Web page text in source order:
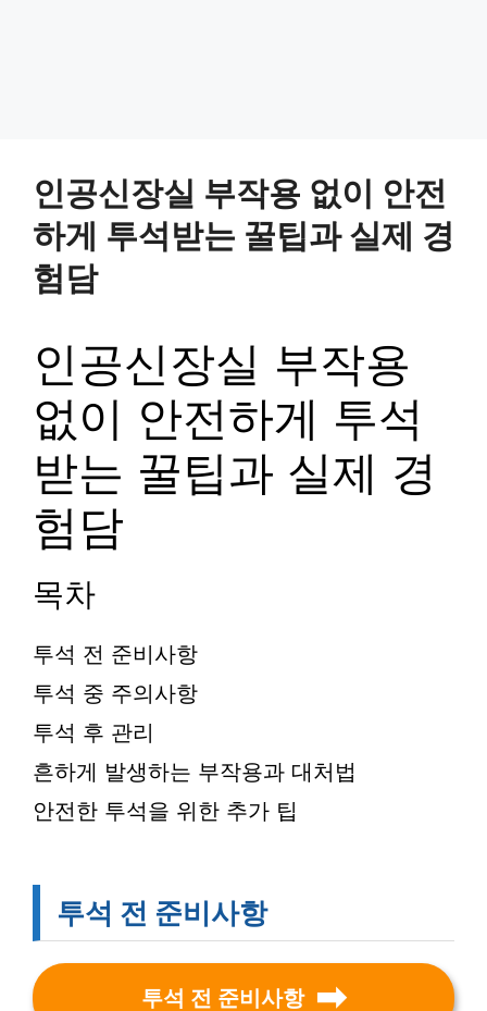
인공신장실 부작용 없이 안전
하게 투석받는 꿀팁과 실제 경
험담
인공신장실 부작용
없이 안전하게 투석
받는 꿀팁과 실제 경
험담
목차
투석 전 준비사항
투석 중 주의사항
투석 후 관리
흔하게 발생하는 부작용과 대처법
안전한 투석을 위한 추가 팁
투석 전 준비사항
투석 전 준비사항